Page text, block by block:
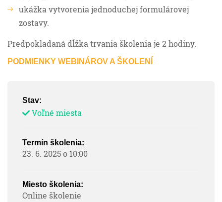
ukážka vytvorenia jednoduchej formulárovej
zostavy.
Predpokladaná dĺžka trvania školenia je 2 hodiny.
PODMIENKY WEBINÁROV A ŠKOLENÍ
Stav:
Voľné miesta
Termín školenia:
23. 6. 2025 o 10:00
Miesto školenia:
Online školenie